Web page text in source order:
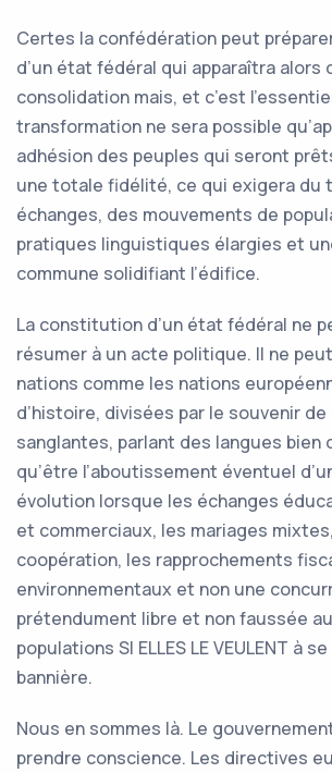
Certes la confédération peut
d’un état fédéral qui apparaîtra alors
consolidation mais, et c’est
transformation ne sera possible
adhésion des peuples qui seront
une totale fidélité, ce qui exigera du
échanges, des mouvements de
pratiques linguistiques élargies et
commune solidifiant l’édifice.
La constitution d’un état fédéral ne
résumer à un acte politique. Il ne
nations comme les nations
d’histoire, divisées par le souvenir
sanglantes, parlant des langues bien
qu’être l’aboutissement éventuel
évolution lorsque les échanges
et commerciaux, les mariages
coopération, les rapprochements
environnementaux et non une
prétendument libre et non faussée
populations SI ELLES LE VEULENT à
bannière.
Nous en sommes là. Le
prendre conscience. Les directives